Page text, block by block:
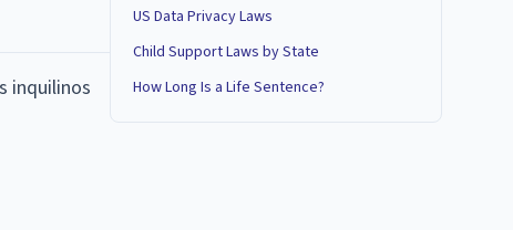
inquilinos
US Data Privacy Laws
Child Support Laws by State
How Long Is a Life Sentence?